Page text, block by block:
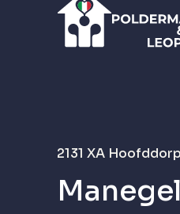
2131 XAHoofddorp